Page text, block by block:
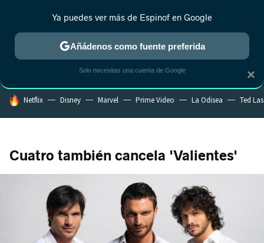
MENÚ NUEVO
ESTRENOS REALITY ANIME RANKINGS CINE
HOY SE HABLA DE
Netflix Disney Marvel Prime Video La Odisea Ted
Cuatro también cancela 'Valientes'
×
Ya puedes ver más de Espinof en Google
Añádenos como fuente preferida
Solo necesitas una cuenta de Google